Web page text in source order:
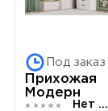
Под заказ
Прихожая
Модерн
Нет отзывов